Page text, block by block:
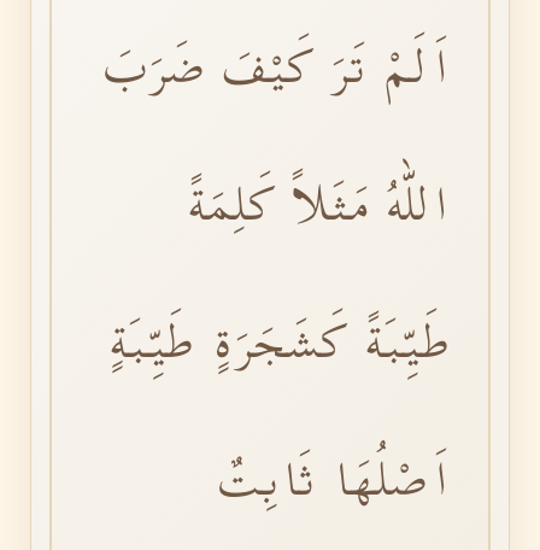
اَلَمْ تَرَ كَيْفَ ضَرَبَ
اللّٰهُ مَثَلاً كَلِمَةً
طَيِّبَةً كَشَجَرَةٍ طَيِّبَةٍ
اَصْلُهَا ثَابِتٌ